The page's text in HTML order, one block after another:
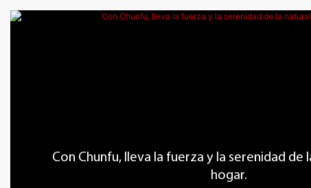
Con Chunfu, lleva la fuerza y ​​la serenidad de
hogar.